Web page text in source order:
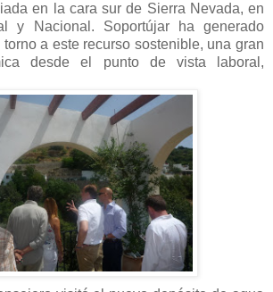
en la cara sur de Sierra Nevada, en
y Nacional. Soportújar ha generado
a este recurso sostenible, una gran
desde el punto de vista laboral,